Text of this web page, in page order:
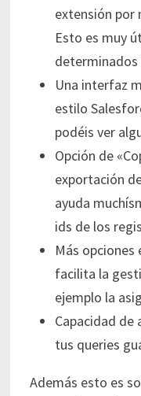
extensión por
Esto es muy
determinados
Una interfaz
estilo
podéis ver
Opción de
exportación
ayuda
ids de los
Más opciones
facilita la
ejemplo la
Capacidad de
tus queries
Además esto es